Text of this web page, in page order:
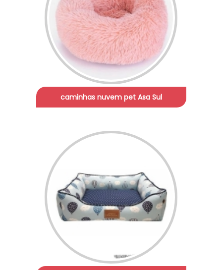
caminhas nuvem pet Asa Sul